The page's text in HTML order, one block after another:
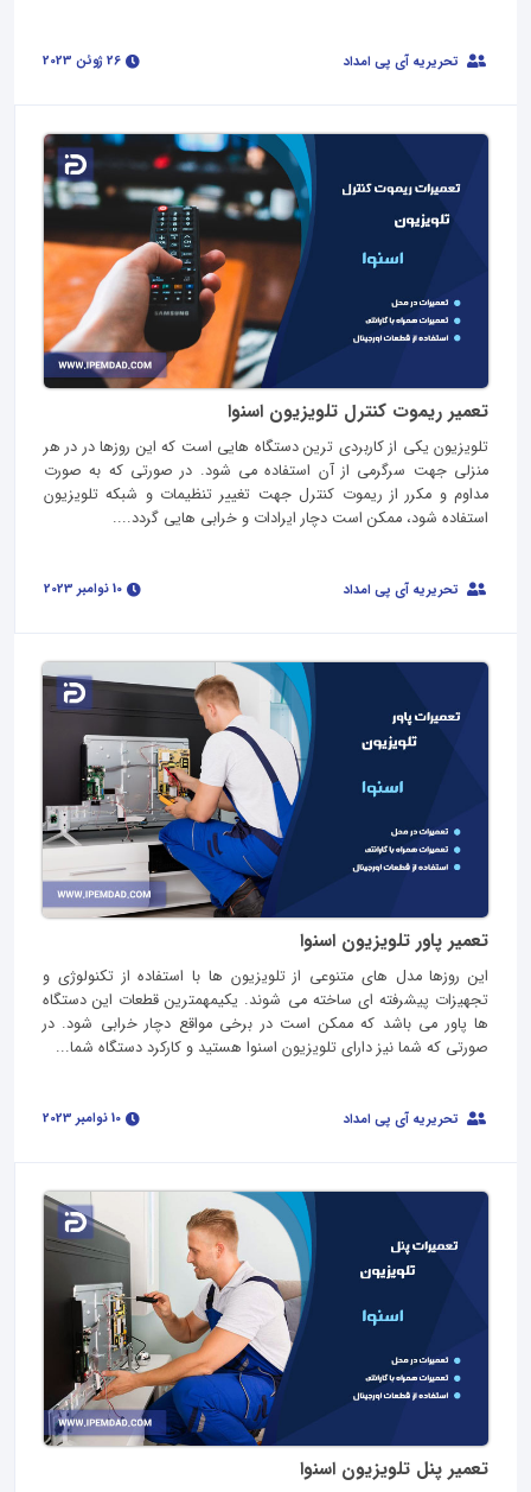
تحریریه آی پی امداد
تعمیر ریموت کنترل تلویزیون اسنوا
تلویزیون یکی از کاربردی ترین دستگاه هایی است که این روزها در در هر
منزلی جهت سرگرمی از آن استفاده می شود. در صورتی که به صورت
مداوم و مکرر از ریموت کنترل جهت تغییر تنظیمات و شبکه تلویزیون
استفاده شود، ممکن است دچار ایرادات و خرابی هایی گردد....
تحریریه آی پی امداد
تعمیر پاور تلویزیون اسنوا
این روزها مدل های متنوعی از تلویزیون ها با استفاده از تکنولوژی و
تجهیزات پیشرفته ای ساخته می شوند. یکیمهمترین قطعات این دستگاه
ها پاور می باشد که ممکن است در برخی مواقع دچار خرابی شود. در
صورتی که شما نیز دارای تلویزیون اسنوا هستید و کارکرد دستگاه شما...
تحریریه آی پی امداد
تعمیر پنل تلویزیون اسنوا